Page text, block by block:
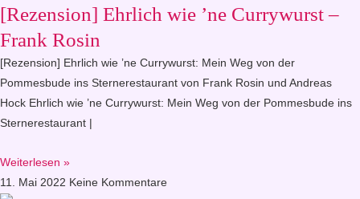
[Rezension] Ehrlich wie ’ne Currywurst –
Frank Rosin
[Rezension] Ehrlich wie ’ne Currywurst: Mein Weg von der
Pommesbude ins Sternerestaurant von Frank Rosin und Andreas
Hock Ehrlich wie ’ne Currywurst: Mein Weg von der Pommesbude ins
Sternerestaurant |
Weiterlesen »
11. Mai 2022 Keine Kommentare